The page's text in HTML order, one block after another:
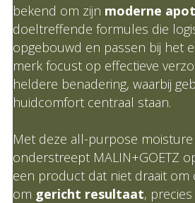
bekend om zijn moderne
doeltreffende formules die
opgebouwd en passen bij het
merk focust op effectieve
heldere benadering, waarbij
huidcomfort centraal staan.
Met deze all-purpose
onderstreept MALIN+GOETZ
een product dat niet draait om
om gericht resultaat,